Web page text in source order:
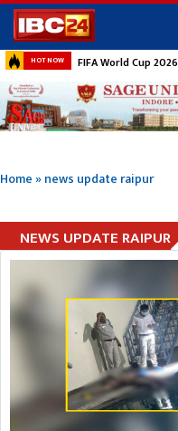
HOT NOW FIFA World Cup 2026
Home»news update raipur
NEWS UPDATE RAIPUR